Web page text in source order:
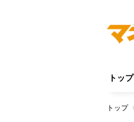
トップ
トップ